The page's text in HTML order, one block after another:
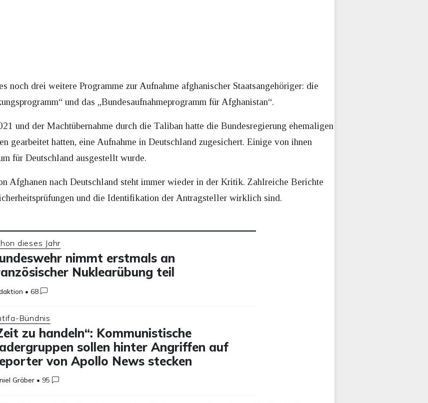
noch drei weitere Programme zur Aufnahme afghanischer Staatsangehöriger: die
und das „Bundesaufnahmeprogramm für Afghanistan“.
und der Machtübernahme durch die Taliban hatte die Bundesregierung ehemaligen
gearbeitet hatten, eine Aufnahme in Deutschland zugesichert. Einige von ihnen
für Deutschland ausgestellt wurde.
Afghanen nach Deutschland steht immer wieder in der Kritik. Zahlreiche Berichte
und die Identifikation der Antragsteller wirklich sind.
dieses Jahr
nimmt erstmals an
Nuklearübung teil
•68
Bündnis
zu handeln“: Kommunistische
sollen hinter Angriffen auf
von Apollo News stecken
Gräber • 95